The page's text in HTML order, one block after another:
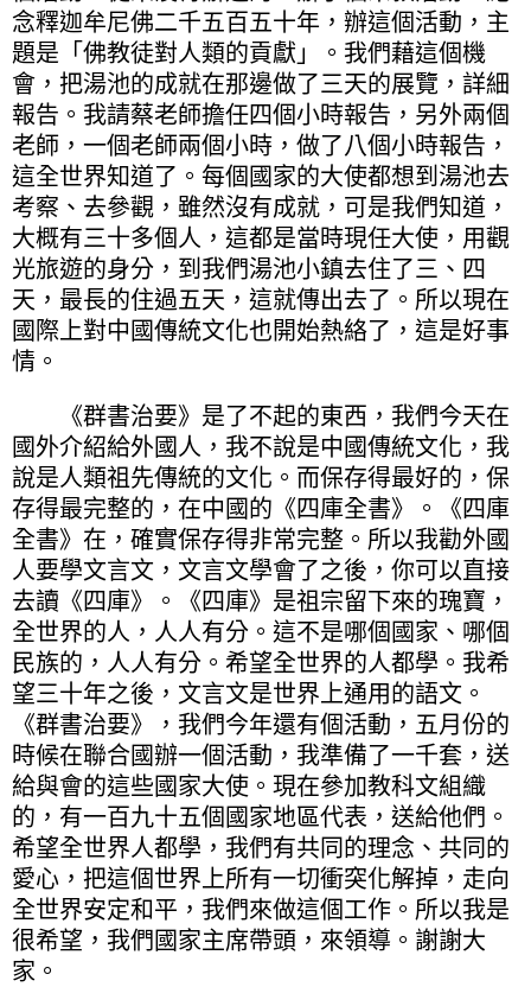
念釋迦牟尼佛二千五百五十年，辦這個活動，主
題是「佛教徒對人類的貢獻」。我們藉這個機
會，把湯池的成就在那邊做了三天的展覽，詳細
報告。我請蔡老師擔任四個小時報告，另外兩個
老師，一個老師兩個小時，做了八個小時報告，
這全世界知道了。每個國家的大使都想到湯池去
考察、去參觀，雖然沒有成就，可是我們知道，
大概有三十多個人，這都是當時現任大使，用觀
光旅遊的身分，到我們湯池小鎮去住了三、四
天，最長的住過五天，這就傳出去了。所以現在
國際上對中國傳統文化也開始熱絡了，這是好事
情。
《群書治要》是了不起的東西，我們今天在
國外介紹給外國人，我不說是中國傳統文化，我
說是人類祖先傳統的文化。而保存得最好的，保
存得最完整的，在中國的《四庫全書》。《四庫
全書》在，確實保存得非常完整。所以我勸外國
人要學文言文，文言文學會了之後，你可以直接
去讀《四庫》。《四庫》是祖宗留下來的瑰寶，
全世界的人，人人有分。這不是哪個國家、哪個
民族的，人人有分。希望全世界的人都學。我希
望三十年之後，文言文是世界上通用的語文。
《群書治要》，我們今年還有個活動，五月份的
時候在聯合國辦一個活動，我準備了一千套，送
給與會的這些國家大使。現在參加教科文組織
的，有一百九十五個國家地區代表，送給他們。
希望全世界人都學，我們有共同的理念、共同的
愛心，把這個世界上所有一切衝突化解掉，走向
全世界安定和平，我們來做這個工作。所以我是
很希望，我們國家主席帶頭，來領導。謝謝大
家。